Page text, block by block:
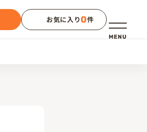
メニュー
MENU
お気に入り0件